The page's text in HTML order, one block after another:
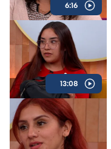
6:16
13:08